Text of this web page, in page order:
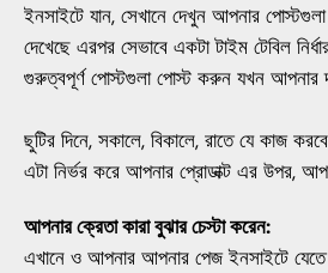
ইনসাইটে যান, সেখানে দেখুন আপনার
দেখেছে এরপর সেভাবে একটা টাইম টেবিল
গুরুত্বপূর্ণ পোস্টগুলা পোস্ট করুন যখন আপনার
ছুটির দিনে, সকালে, বিকালে, রাতে যে কাজ
এটা নির্ভর করে আপনার প্রোডাক্ট এর উপর,
আপনার ক্রেতা কারা বুঝার চেস্টা করেন:
এখানে ও আপনার আপনার পেজ ইনসাইটে যেতে